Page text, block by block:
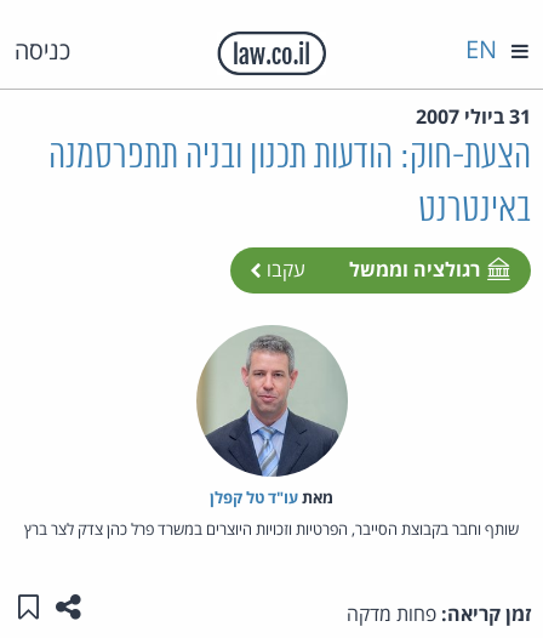
כניסה EN
31 ביולי 2007
הצעת-חוק: הודעות תכנון ובניה תתפרסמנה
באינטרנט
רגולציה וממשל עקבו
מאת‏עו"ד טל קפלן
שותף וחבר בקבוצת הסייבר, הפרטיות וזכויות היוצרים במשרד פרל כהן צדק לצר ברץ
זמן קריאה: פחות מדקה שתפו